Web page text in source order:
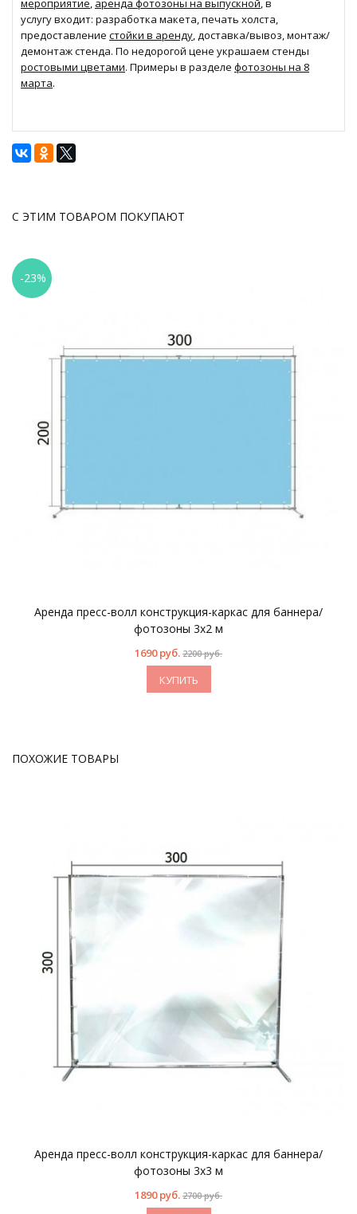
мероприятие, аренда фотозоны на выпускной, в
услугу входит: разработка макета, печать холста,
предоставление стойки в аренду, доставка/вывоз, монтаж/
демонтаж стенда. По недорогой цене украшаем стенды
ростовыми цветами. Примеры в разделе фотозоны на 8
марта.
С ЭТИМ ТОВАРОМ ПОКУПАЮТ
-23%
Аренда пресс-волл конструкция-каркас для баннера/
фотозоны 3x2 м
1690 руб. 2200 руб.
КУПИТЬ
ПОХОЖИЕ ТОВАРЫ
Аренда пресс-волл конструкция-каркас для баннера/
фотозоны 3x3 м
1890 руб. 2700 руб.